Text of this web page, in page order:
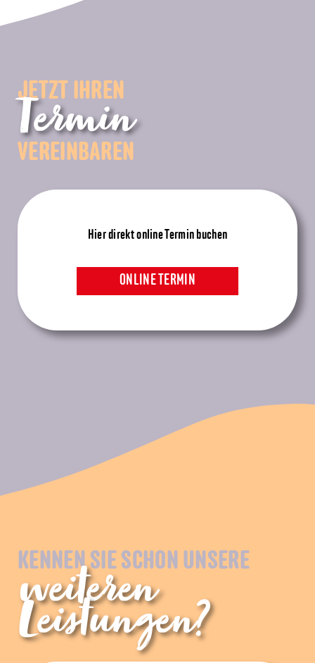
JETZT IHREN
Termin
VEREINBAREN
Hier direkt online Termin buchen
ONLINE TERMIN
KENNEN SIE SCHON UNSERE
weiteren
Leistungen?